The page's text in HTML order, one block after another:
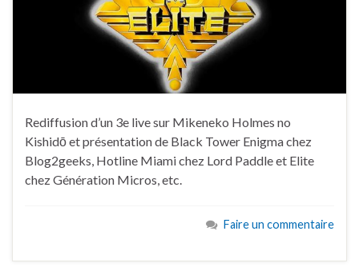
Rediffusion d’un 3e live sur Mikeneko Holmes no
Kishidō et présentation de Black Tower Enigma chez
Blog2geeks, Hotline Miami chez Lord Paddle et Elite
chez Génération Micros, etc.
Faire un commentaire